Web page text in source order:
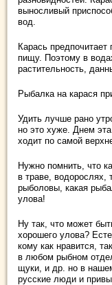
выносливый
вод.
Карась
пищу. Поэтому в
растительность,
Рыбалка на карася
Удить лучше рано
но это хуже. Днем
ходит по самой
Нужно помнить, что
в траве, водорослях,
рыболовы, какая
улова!
Ну так, что может
хорошего улова?
кому как нравится,
в любом рыбном
щуки, и др. но в
русские люди и